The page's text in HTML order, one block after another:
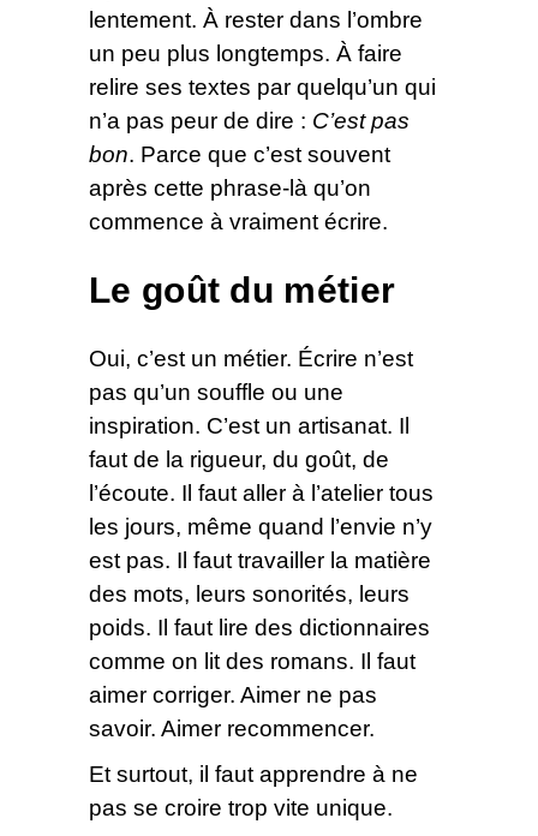
lentement. À rester dans l’ombre
un peu plus longtemps. À faire
relire ses textes par quelqu’un qui
n’a pas peur de dire : C’est pas
bon. Parce que c’est souvent
après cette phrase-là qu’on
commence à vraiment écrire.
Le goût du métier
Oui, c’est un métier. Écrire n’est
pas qu’un souffle ou une
inspiration. C’est un artisanat. Il
faut de la rigueur, du goût, de
l’écoute. Il faut aller à l’atelier tous
les jours, même quand l’envie n’y
est pas. Il faut travailler la matière
des mots, leurs sonorités, leurs
poids. Il faut lire des dictionnaires
comme on lit des romans. Il faut
aimer corriger. Aimer ne pas
savoir. Aimer recommencer.
Et surtout, il faut apprendre à ne
pas se croire trop vite unique.